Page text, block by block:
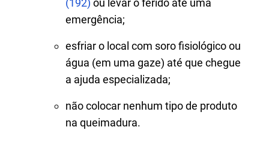
(192) ou levar o ferido até uma
emergência;
esfriar o local com soro fisiológico ou
água (em uma gaze) até que chegue
a ajuda especializada;
não colocar nenhum tipo de produto
na queimadura.